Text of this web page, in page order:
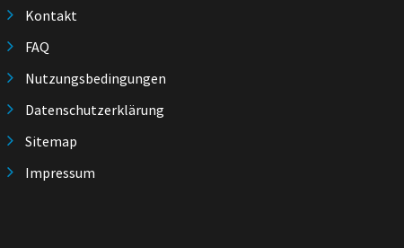
Kontakt
FAQ
Nutzungsbedingungen
Datenschutzerklärung
Sitemap
Impressum